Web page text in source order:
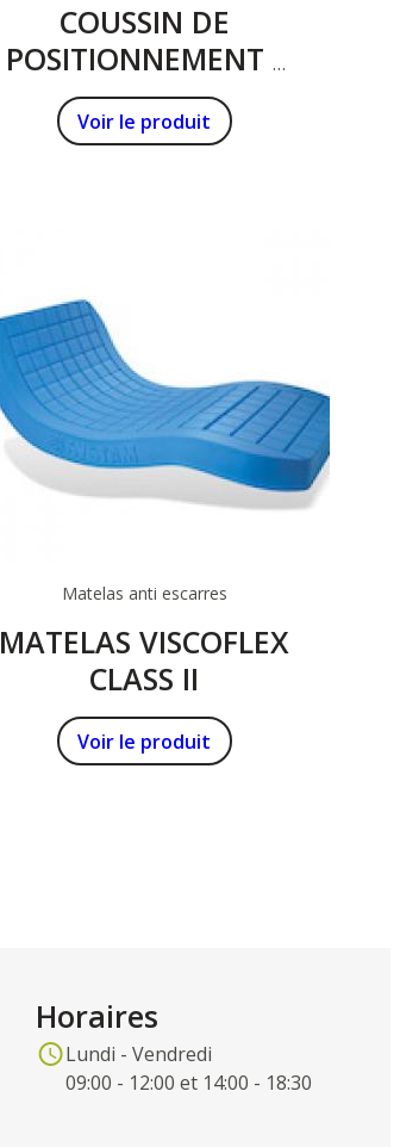
COUSSIN DE
POSITIONNEMENT :
BOUÉE SYSTAM
Voir le produit
Matelas anti escarres
MATELAS VISCOFLEX
CLASS II
Voir le produit
Horaires
Lundi - Vendredi
09:00 - 12:00 et 14:00 - 18:30